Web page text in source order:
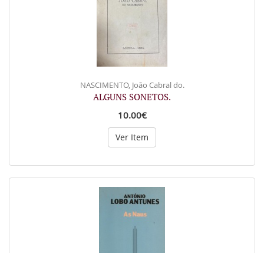
NASCIMENTO, João Cabral do.
ALGUNS SONETOS.
10.00€
Ver Item